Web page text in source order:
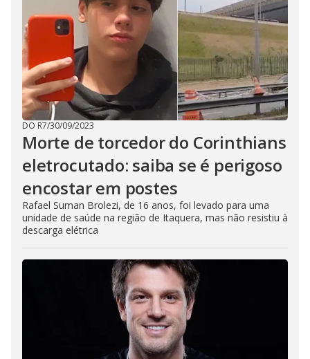
DO R7/30/09/2023
Morte de torcedor do Corinthians
eletrocutado: saiba se é perigoso
encostar em postes
Rafael Suman Brolezi, de 16 anos, foi levado para uma
unidade de saúde na região de Itaquera, mas não resistiu à
descarga elétrica